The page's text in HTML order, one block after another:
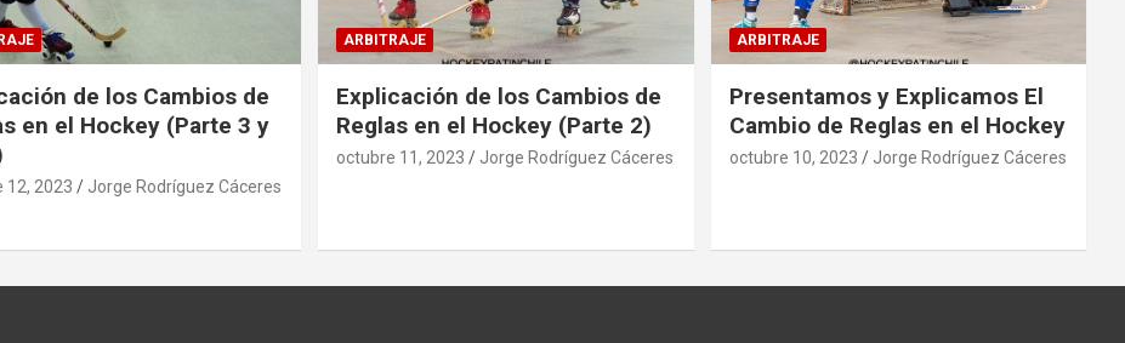
de los Cambios de
en el Hockey (Parte 3 y
12, 2023 Jorge Rodríguez Cáceres
ARBITRAJE
Explicación de los Cambios de
Reglas en el Hockey (Parte 2)
octubre 11, 2023 Jorge Rodríguez Cáceres
ARBITRAJE
Presentamos y Explicamos El
Cambio de Reglas en el Hockey
octubre 10, 2023 Jorge Rodríguez Cáceres